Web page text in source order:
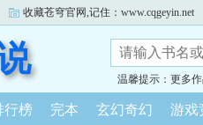
收藏苍穹官网,记住：www.cqgeyin.net
温馨提示：更多
行榜 完本 玄幻奇幻 游戏